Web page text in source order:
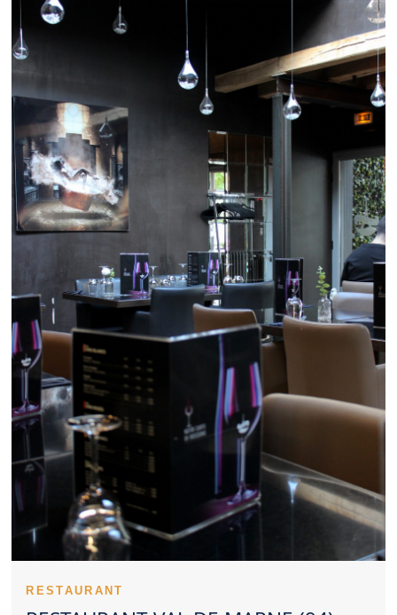
Repérer un Restaurant Val de Marne accueillant facilite
l’organisation d’un déjeuner ou d’un dîner. Un Restaurant Val de
Marne s’adresse aussi bien aux couples qu’aux groupes d’amis.
L’ambiance générale d’un Restaurant Val de Marne peut
marquer positivement les convives. Les plats d’un Restaurant
Val de Marne doivent répondre à plusieurs préférences
gustatives. La réussite d’un Restaurant Val de Marne passe en
grande partie par de bons produits. Le sens du service peut
transformer positivement l’expérience dans un Restaurant Val de
Marne. Un Restaurant Val de Marne accessible attire plus
facilement une clientèle régulière. Pour la pause méridienne, un
Restaurant Val de Marne dynamique attire naturellement. Un
Restaurant Val de Marne convivial répond bien aux attentes d’un
repas du soir. Un Restaurant Val de Marne constitue parfois un
excellent lieu pour échanger autour d’un repas. La maîtrise des
prix renforce la satisfaction des clients d’un Restaurant Val de
Marne. L’identité d’un Restaurant Val de Marne se renforce avec
des plats bien reconnaissables. La régularité des prestations
valorise fortement un Restaurant Val de Marne. Les notes et
commentaires offrent un aperçu concret d’un Restaurant Val de
Marne. Un Restaurant Val de Marne peut choisir une identité
gourmande authentique ou contemporaine. Anticiper sa
réservation dans un Restaurant Val de Marne permet de gagner
en sérénité. Un Restaurant Val de Marne familial facilite les
repas avec enfants. Un Restaurant Val de Marne avec une belle
atmosphère convient bien aux couples. Des plats soignés
valorisent immédiatement un Restaurant Val de Marne. Le soin
apporté à l’hygiène constitue un fondement de la crédibilité d’un
Restaurant Val de Marne. Trouver un Restaurant Val de Marne
satisfaisant implique de considérer plusieurs critères.
Un Restaurant Val de Marne peut rapidement devenir une table
recherchée. Le ton donné par un Restaurant Val de Marne
s’installe dès le premier contact. Un Restaurant Val de Marne
servi par un personnel disponible rassure rapidement. Le savoir-
de Marne. Les premières saveurs testées dans un Restaurant
RESTAURANT